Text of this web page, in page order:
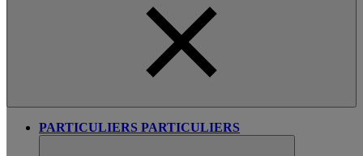
PARTICULIERS PARTICULIERS